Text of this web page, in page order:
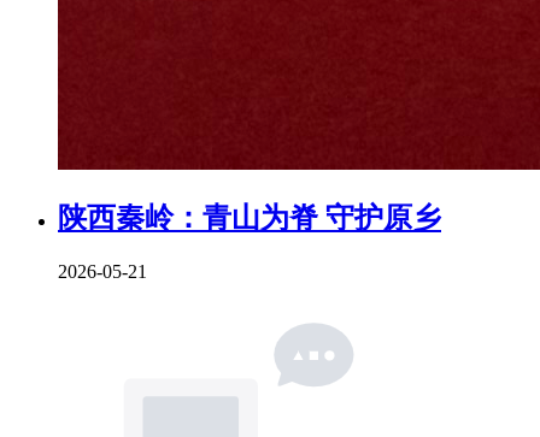
陕西秦岭：青山为脊 守护原乡
2026-05-21